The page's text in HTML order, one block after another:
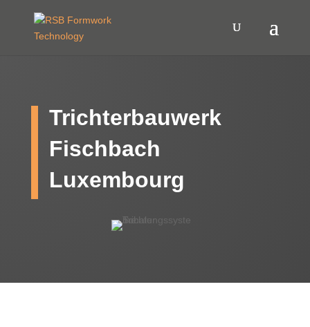
Trichterbauwerk
Fischbach
Luxembourg